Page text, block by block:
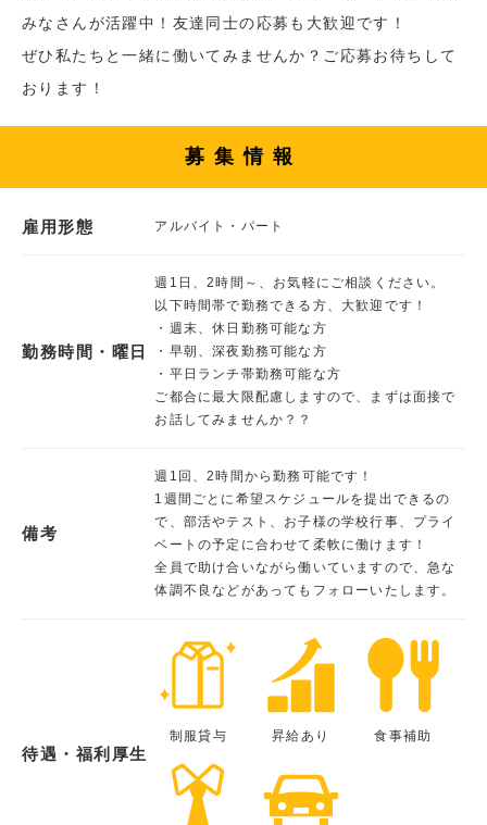
みなさんが活躍中！友達同士の応募も大歓迎です！
ぜひ私たちと一緒に働いてみませんか？ご応募お待ちして
おります！
募集情報
雇用形態 アルバイト・パート
勤務時間・曜日
週1日、2時間～、お気軽にご相談ください。
以下時間帯で勤務できる方、大歓迎です！
・週末、休日勤務可能な方
・早朝、深夜勤務可能な方
・平日ランチ帯勤務可能な方
ご都合に最大限配慮しますので、まずは面接で
お話してみませんか？？
備考
週1回、2時間から勤務可能です！
1週間ごとに希望スケジュールを提出できるの
で、部活やテスト、お子様の学校行事、プライ
ベートの予定に合わせて柔軟に働けます！
全員で助け合いながら働いていますので、急な
体調不良などがあってもフォローいたします。
待遇・福利厚生
制服貸与 昇給あり 食事補助